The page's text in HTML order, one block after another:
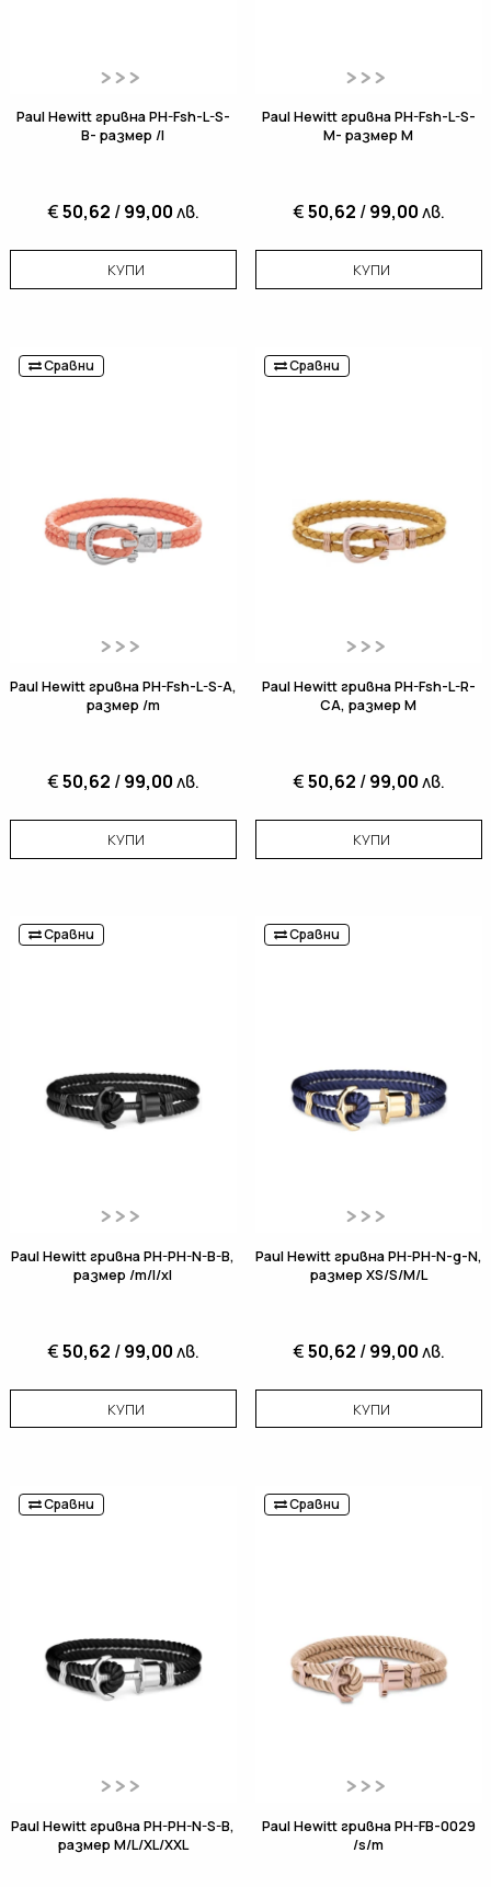
Paul Hewitt гривна PH-Fsh-L-S-
B- размер /l
€50,62 /99,00лв.
КУПИ
Paul Hewitt гривна PH-Fsh-L-S-
M- размер M
€50,62 /99,00лв.
КУПИ
Сравни
Paul Hewitt гривна PH-Fsh-L-S-A,
размер /m
€50,62 /99,00лв.
КУПИ
Сравни
Paul Hewitt гривна PH-Fsh-L-R-
CA, размер M
€50,62 /99,00лв.
КУПИ
Сравни
Paul Hewitt гривна PH-PH-N-B-B,
размер /m/l/xl
€50,62 /99,00лв.
КУПИ
Сравни
Paul Hewitt гривна PH-PH-N-g-N,
размер XS/S/M/L
€50,62 /99,00лв.
КУПИ
Сравни
Paul Hewitt гривна PH-PH-N-S-B,
размер M/L/XL/XXL
Сравни
Paul Hewitt гривна PH-FB-0029
/s/m